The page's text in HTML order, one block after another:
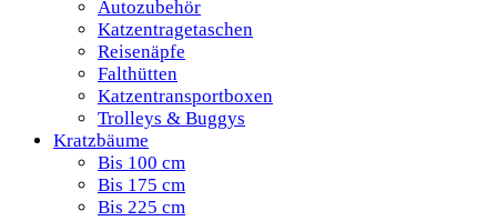
Autozubehör
Katzentragetaschen
Reisenäpfe
Falthütten
Katzentransportboxen
Trolleys & Buggys
Kratzbäume
Bis 100 cm
Bis 175 cm
Bis 225 cm